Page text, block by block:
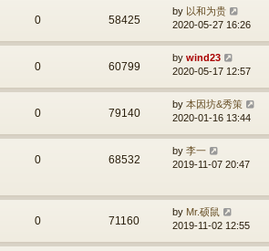
0 58425
by 以和为贵
2020-05-27 16:26
0 60799
by wind23
2020-05-17 12:57
0 79140
by 本因坊&秀策
2020-01-16 13:44
0 68532
by 李一
2019-11-07 20:47
0 71160
by Mr.硕鼠
2019-11-02 12:55